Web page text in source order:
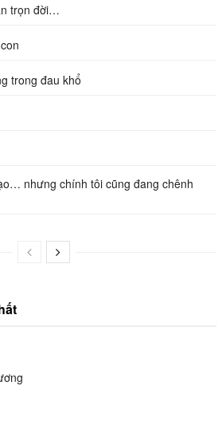
trọn đời…
trong đau khổ
nhưng chính tôi cũng đang chênh